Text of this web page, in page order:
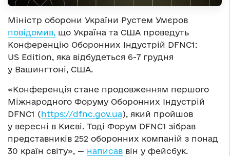
Міністр оборони України Рустем Умєров
повідомив, що Україна та США проведуть
Конференцію Оборонних Індустрій DFNC1:
US Edition, яка відбудеться 6-7 грудня
у Вашингтоні, США.
«Конференція стане продовженням першого
Міжнародного Форуму Оборонних Індустрій
DFNC1 (https://dfnc.gov.ua), який пройшов
у вересні в Києві. Тоді Форум DFNC1 зібрав
представників 252 оборонних компаній з понад
30 країн світу», — написав він у фейсбук.